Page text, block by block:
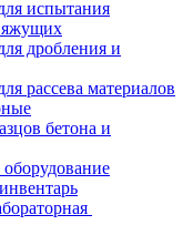
испытания
дробления и
рассева материалов
бетона и